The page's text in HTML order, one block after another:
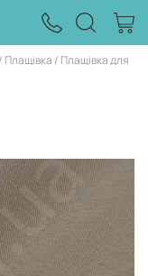
Плащівка
Плащівка для